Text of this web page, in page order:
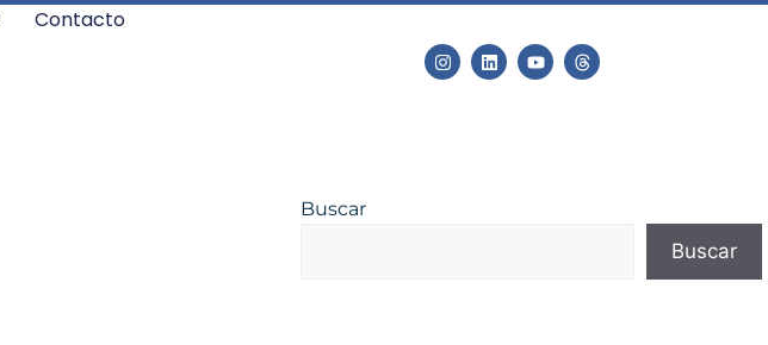
Contacto
Buscar
Buscar